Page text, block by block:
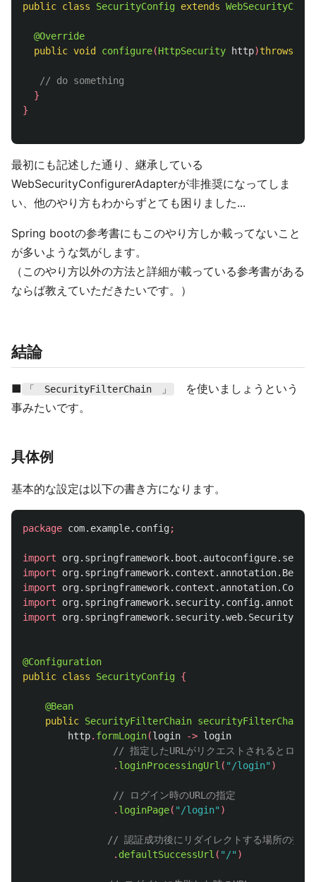
public class SecurityConfig extends
@Override
public void configure(HttpSecurity http)throws
// do something
}
}
最初にも記述した通り、継承している
WebSecurityConfigurerAdapterが非推奨になってしま
い、他のやり方もわからずとても困りました...
Spring bootの参考書にもこのやり方しか載ってないこと
が多いような気がします。
（このやり方以外の方法と詳細が載っている参考書がある
ならば教えていただきたいです。）
結論
■ 「 SecurityFilterChain 」
を使いましょうという
事みたいです。
具体例
基本的な設定は以下の書き方になります。
package com.example.config;
import
import
org.springframework.context.annotation.Bean
import
import
import
@Configuration
public class SecurityConfig {
@Bean
public SecurityFilterChain securityFilterChain
http. formLogin(login -> login
// 指定したURLがリクエストされるとログ
. loginProcessingUrl ( "/login" )
// ログイン時のURLの指定
. loginPage( "/login" )
// 認証成功後にリダイレクトする場所の指定
. defaultSuccessUrl ( "/" )